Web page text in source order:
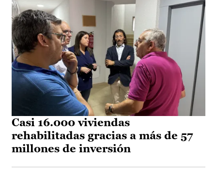
Casi 16.000 viviendas
rehabilitadas gracias a más de 57
millones de inversión